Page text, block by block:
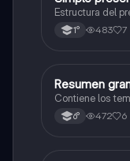
Estructura del
1° 483 7
Inglés
Resumen
Contiene los
6° 472 6